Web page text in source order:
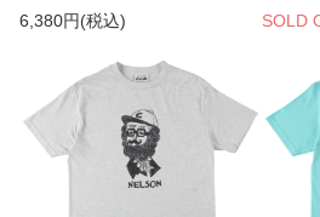
6,380円(税込)
SOLD